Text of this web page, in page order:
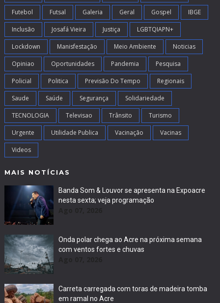
Futebol Futsal Galeria Geral Gospel IBGE
Inclusão Josafá Vieira Justiça LGBTQIAPN+
Lockdown Manisfestação Meio Ambiente Noticias
Opiniao Oportunidades Pandemia Pesquisa
Policial Politica Previsão Do Tempo Regionais
Saude Saúde Segurança Solidariedade
TECNOLOGIA Televisao Trânsito Turismo
Urgente Utilidade Publica Vacinação Vacinas
Videos
MAIS NOTÍCIAS
Banda Som & Louvor se apresenta na Expoacre
nesta sexta; veja programação
Onda polar chega ao Acre na próxima semana
com ventos fortes e chuvas
Carreta carregada com toras de madeira tomba
em ramal no Acre